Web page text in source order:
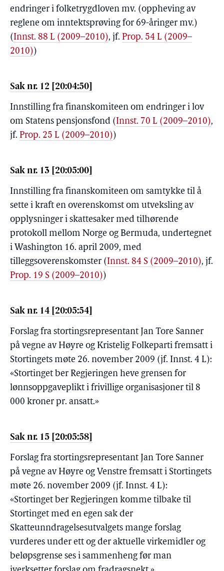
endringer i folketrygdloven mv. (oppheving av
reglene om inntektsprøving for 69-åringer mv.)
(Innst. 88 L (2009–2010), jf. Prop. 54 L (2009–
2010))
Sak nr. 12 [20:04:50]
Innstilling fra finanskomiteen om endringer i lov
om Statens pensjonsfond (Innst. 70 L (2009–2010),
jf. Prop. 25 L (2009–2010))
Sak nr. 13 [20:05:00]
Innstilling fra finanskomiteen om samtykke til å
sette i kraft en overenskomst om utveksling av
opplysninger i skattesaker med tilhørende
protokoll mellom Norge og Bermuda, undertegnet
i Washington 16. april 2009, med
tilleggsoverenskomster (Innst. 84 S (2009–2010), jf.
Prop. 19 S (2009–2010))
Sak nr. 14 [20:05:54]
Forslag fra stortingsrepresentant Jan Tore Sanner
på vegne av Høyre og Kristelig Folkeparti fremsatt i
Stortingets møte 26. november 2009 (jf. Innst. 4 L):
«Stortinget ber Regjeringen heve grensen for
lønnsoppgaveplikt i frivillige organisasjoner til 8
000 kroner pr. ansatt.»
Sak nr. 15 [20:05:58]
Forslag fra stortingsrepresentant Jan Tore Sanner
på vegne av Høyre og Venstre fremsatt i Stortingets
møte 26. november 2009 (jf. Innst. 4 L):
«Stortinget ber Regjeringen komme tilbake til
Stortinget med en egen sak der
Skatteunndragelsesutvalgets mange forslag
vurderes under ett og der aktuelle virkemidler og
beløpsgrense ses i sammenheng før man